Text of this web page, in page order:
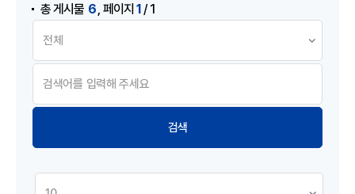
총 게시물 6 ,페이지1/ 1